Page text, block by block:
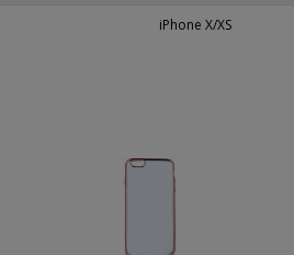
iPhone X/XS